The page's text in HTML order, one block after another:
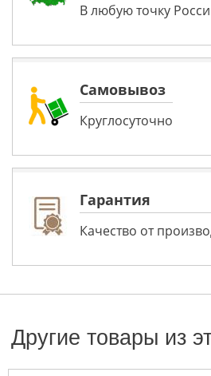
В любую точку
Самовывоз
Круглосуточно
Гарантия
Качество от
Другие товары из